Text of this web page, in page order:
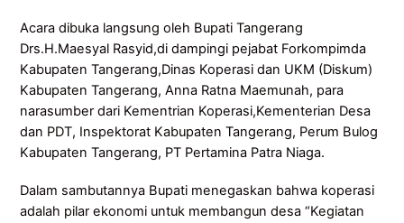
Acara dibuka langsung oleh Bupati Tangerang
Drs.H.Maesyal Rasyid,di dampingi pejabat Forkompimda
Kabupaten Tangerang,Dinas Koperasi dan UKM (Diskum)
Kabupaten Tangerang, Anna Ratna Maemunah, para
narasumber dari Kementrian Koperasi,Kementerian Desa
dan PDT, Inspektorat Kabupaten Tangerang, Perum Bulog
Kabupaten Tangerang, PT Pertamina Patra Niaga.
Dalam sambutannya Bupati menegaskan bahwa koperasi
adalah pilar ekonomi untuk membangun desa “Kegiatan